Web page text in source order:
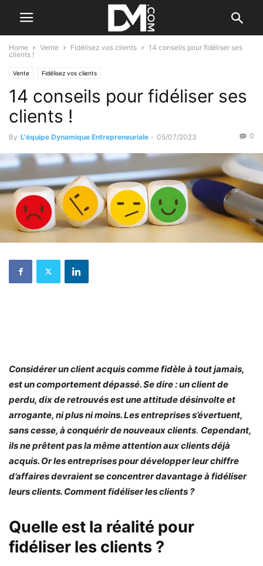
Home Vente Fidélisez vos clients
14 conseils pour fidéliser ses
clients !
Vente Fidélisez vos clients
14 conseils pour fidéliser ses
clients !
By L'équipe Dynamique Entrepreneuriale - 05/07/2023 0
Considérer un client acquis comme fidèle à tout jamais,
est un comportement dépassé. Se dire : un client de
perdu, dix de retrouvés est une attitudedésinvolte et
arrogante, ni plus ni moins. Les entreprises s’évertuent,
sans cesse, à conquérir de nouveaux clients. Cependant,
ils ne prêtent pas la même attention aux clients déjà
acquis. Or les entreprises pour développer leur chiffre
d’affaires devraient se concentrer davantage à fidéliser
leurs clients. Comment fidéliser les clients ?
Quelle est la réalité pour
fidéliser les clients ?